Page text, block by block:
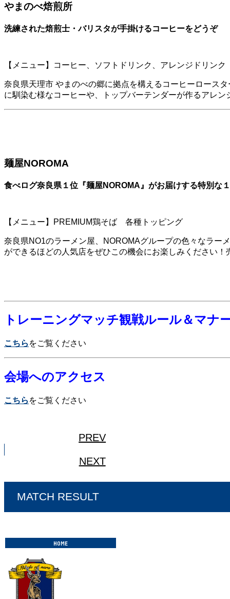
やまのべ焙煎所
洗練された焙煎士・バリスタが手掛けるコーヒーをどうぞ
【メニュー】コーヒー、ソフトドリンク、アレンジドリンク
奈良県天理市 やまのべの郷に拠点を構えるコーヒーロース
に馴染む様なコーヒーや、トップバーテンダーが作るアレ
麺屋NOROMA
食べログ奈良県１位『麺屋NOROMA』がお届けする特別な
【メニュー】PREMIUM鶏そば 各種トッピング
奈良県NO1のラーメン屋、NOROMAグループの色々なラー
ができるほどの人気店をぜひこの機会にお楽しみください
トレーニングマッチ観戦ルール＆マナ
こちら をご覧ください
会場へのアクセス
こちら をご覧ください
PREV
NEXT
MATCH RESULT